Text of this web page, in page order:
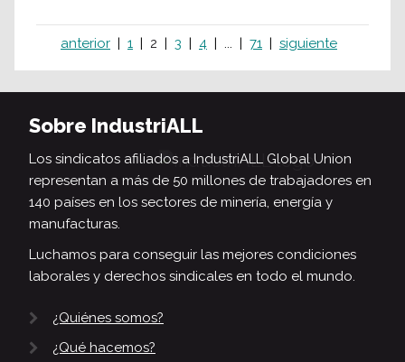
anterior 1 2 3 4 ... 71 siguiente
Sobre IndustriALL
Los sindicatos afiliados a IndustriALL Global Union
representan a más de 50 millones de trabajadores en
140 países en los sectores de minería, energía y
manufacturas.
Luchamos para conseguir las mejores condiciones
laborales y derechos sindicales en todo el mundo.
¿Quiénes somos?
¿Qué hacemos?